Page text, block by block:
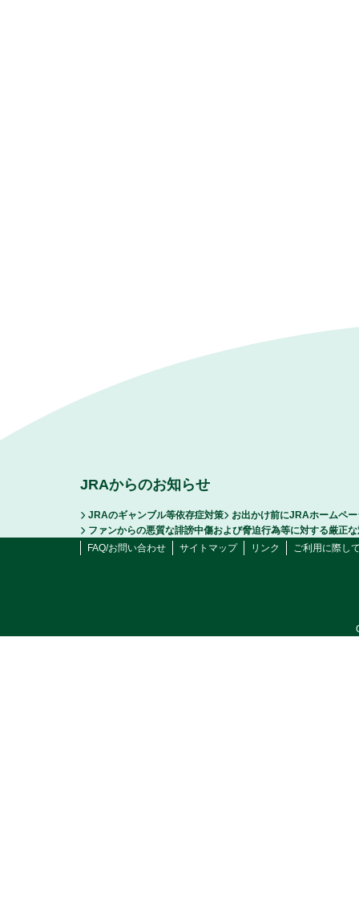
JRAからのお知らせ
JRAのギャンブル等依存症対策
お出かけ前にJRAホームペ
ファンからの悪質な誹謗中傷および脅迫行為等に対する厳正
FAQ/お問い合わせ
サイトマップ リンク ご利用に際し